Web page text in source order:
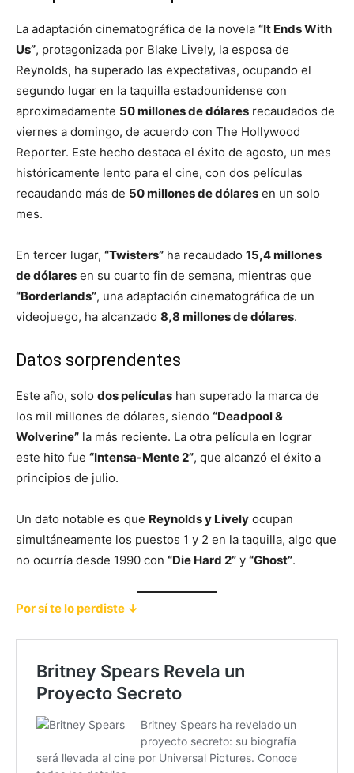
La adaptación cinematográfica de la novela “It Ends With
Us”, protagonizada por Blake Lively, la esposa de
Reynolds, ha superado las expectativas, ocupando el
segundo lugar en la taquilla estadounidense con
aproximadamente 50 millones de dólares recaudados de
viernes a domingo, de acuerdo con The Hollywood
Reporter. Este hecho destaca el éxito de agosto, un mes
históricamente lento para el cine, con dos películas
recaudando más de 50 millones de dólares en un solo
mes.
En tercer lugar, “Twisters” ha recaudado 15,4 millones
de dólares en su cuarto fin de semana, mientras que
“Borderlands”, una adaptación cinematográfica de un
videojuego, ha alcanzado 8,8 millones de dólares.
Datos sorprendentes
Este año, solo dos películas han superado la marca de
los mil millones de dólares, siendo “Deadpool &
Wolverine” la más reciente. La otra película en lograr
este hito fue “Intensa-Mente 2”, que alcanzó el éxito a
principios de julio.
Un dato notable es que Reynolds y Lively ocupan
simultáneamente los puestos 1 y 2 en la taquilla, algo que
no ocurría desde 1990 con “Die Hard 2” y “Ghost”.
Por sí te lo perdiste ↓